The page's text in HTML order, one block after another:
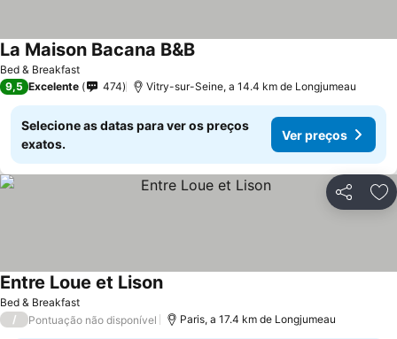
Bed & Breakfast
La Maison Bacana B&B
9,5 Excelente 474 Vitry-sur-Seine, a 14.4 km de Longjumeau
Selecione as datas para ver os preços
exatos.
Ver preços
Partilhar
Bed & Breakfast
Entre Loue et Lison
/ Pontuação não disponível Paris, a 17.4 km de Longjumeau